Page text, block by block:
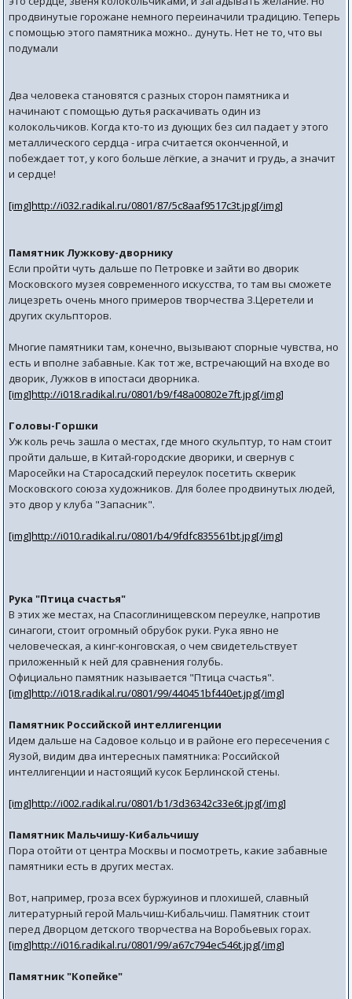
продвинутые горожане немного переиначили традицию. Теперь
с помощью этого памятника можно.. дунуть. Нет не то, что вы
подумали
Два человека становятся с разных сторон памятника и
начинают с помощью дутья раскачивать один из
колокольчиков. Когда кто-то из дующих без сил падает у этого
металлического сердца - игра считается оконченной, и
побеждает тот, у кого больше лёгкие, а значит и грудь, а значит
и сердце!
[img]http://i032.radikal.ru/0801/87/5c8aaf9517c3t.jpg[/img]
Памятник Лужкову-дворнику
Если пройти чуть дальше по Петровке и зайти во дворик
Московского музея современного искусства, то там вы сможете
лицезреть очень много примеров творчества З.Церетели и
других скульпторов.
Многие памятники там, конечно, вызывают спорные чувства, но
есть и вполне забавные. Как тот же, встречающий на входе во
дворик, Лужков в ипостаси дворника.
[img]http://i018.radikal.ru/0801/b9/f48a00802e7ft.jpg[/img]
Головы-Горшки
Уж коль речь зашла о местах, где много скульптур, то нам стоит
пройти дальше, в Китай-городские дворики, и свернув с
Маросейки на Старосадский переулок посетить скверик
Московского союза художников. Для более продвинутых людей,
это двор у клуба "Запасник".
[img]http://i010.radikal.ru/0801/b4/9fdfc835561bt.jpg[/img]
Рука "Птица счастья"
В этих же местах, на Спасоглинищевском переулке, напротив
синагоги, стоит огромный обрубок руки. Рука явно не
человеческая, а кинг-конговская, о чем свидетельствует
приложенный к ней для сравнения голубь.
Официально памятник называется "Птица счастья".
[img]http://i018.radikal.ru/0801/99/440451bf440et.jpg[/img]
Памятник Российской интеллигенции
Идем дальше на Садовое кольцо и в районе его пересечения с
Яузой, видим два интересных памятника: Российской
интеллигенции и настоящий кусок Берлинской стены.
[img]http://i002.radikal.ru/0801/b1/3d36342c33e6t.jpg[/img]
Памятник Мальчишу-Кибальчишу
Пора отойти от центра Москвы и посмотреть, какие забавные
памятники есть в других местах.
Вот, например, гроза всех буржуинов и плохишей, славный
литературный герой Мальчиш-Кибальчиш. Памятник стоит
перед Дворцом детского творчества на Воробьевых горах.
[img]http://i016.radikal.ru/0801/99/a67c794ec546t.jpg[/img]
Памятник "Копейке"